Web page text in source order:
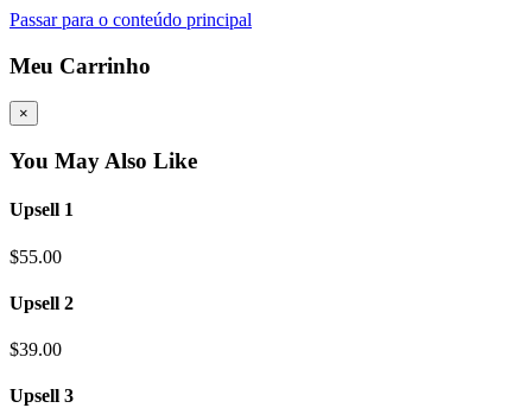
Passar para o conteúdo principal
Meu Carrinho
×
You May Also Like
Upsell 1
$55.00
Upsell 2
$39.00
Upsell 3